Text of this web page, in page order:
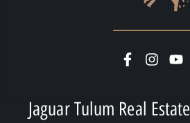
Jaguar Tulum Real Estate